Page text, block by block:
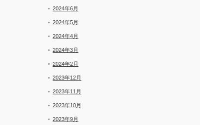
2024年6月
2024年5月
2024年4月
2024年3月
2024年2月
2023年12月
2023年11月
2023年10月
2023年9月